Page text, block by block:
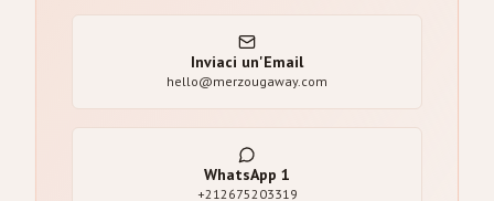
Inviaci un'Email
hello@merzougaway.com
WhatsApp 1
+212675203319